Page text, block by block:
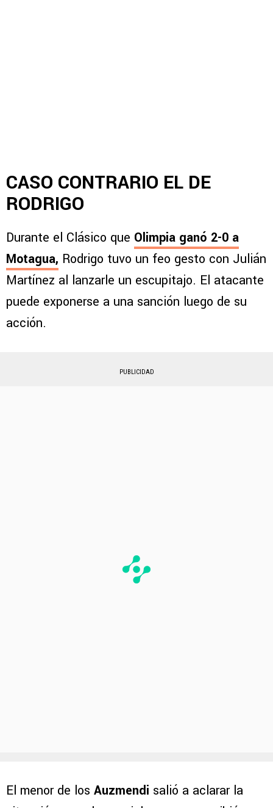
CASO CONTRARIO EL DE
RODRIGO
Durante el Clásico que Olimpia ganó 2-0 a
Motagua, Rodrigo tuvo un feo gesto con Julián
Martínez al lanzarle un escupitajo. El atacante
puede exponerse a una sanción luego de su
acción.
PUBLICIDAD
El menor de los Auzmendi salió a aclarar la